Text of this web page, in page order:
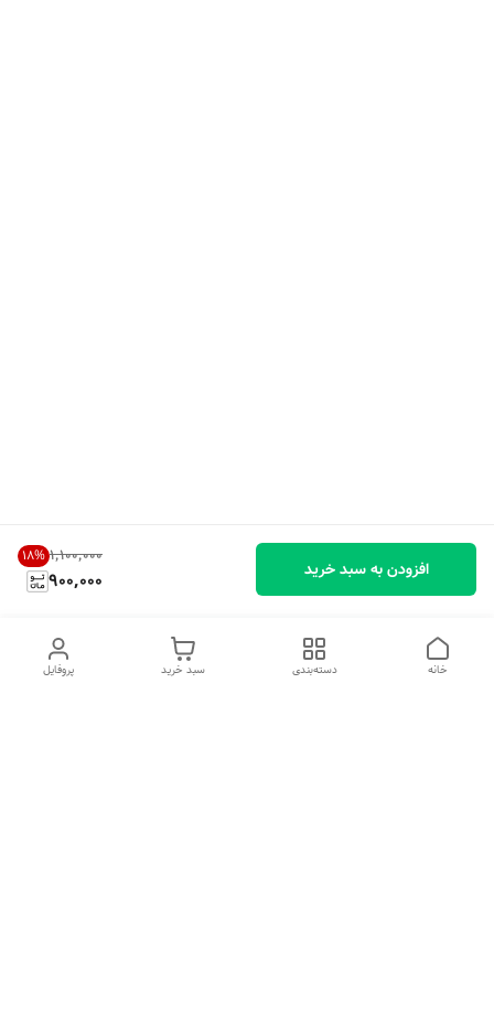
۱٬۱۰۰٬۰۰۰ 18%
900,000 افزودن به سبد خرید
پروفایل سبد خرید دسته‌بندی خانه